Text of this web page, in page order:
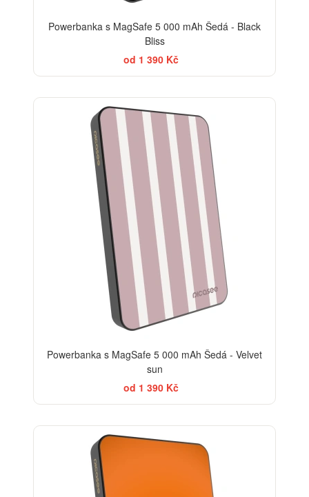
Powerbanka s MagSafe 5 000 mAh Šedá - Black
Bliss
od 1 390 Kč
Powerbanka s MagSafe 5 000 mAh Šedá - Velvet
sun
od 1 390 Kč